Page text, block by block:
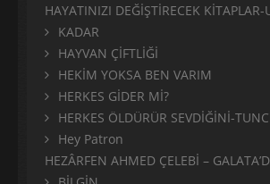
HAYATINIZI DEĞİŞTİRECEK
KADAR
HAYVAN ÇİFTLİĞİ
HEKİM YOKSA BEN VARIM
HERKES GİDER Mİ?
HERKES ÖLDÜRÜR SEVDİĞİNİ-
Hey Patron
HEZÂRFEN AHMED ÇELEBİ –